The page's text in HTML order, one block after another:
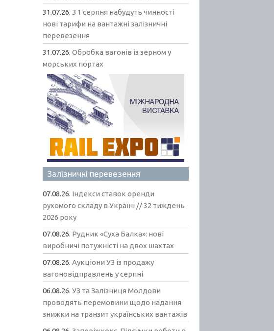
31.07.26.З 1 серпня набудуть чинності
нові тарифи на вантажні залізничні
перевезення
31.07.26.Обробка вагонів із зерном у
морських портах
Залізничні перевезення
07.08.26. Індекси ставок оренди
рухомого складу в Україні // 32 тиждень
2026 року
07.08.26. Рудник «Суха Балка»: нові
виробничі потужністі на двох шахтах
07.08.26.Аукціони УЗ із продажу
вагоновідправлень у серпні
06.08.26.УЗ та Залізниця Молдови
проводять перемовини щодо надання
знижки на транзит українських вантажів